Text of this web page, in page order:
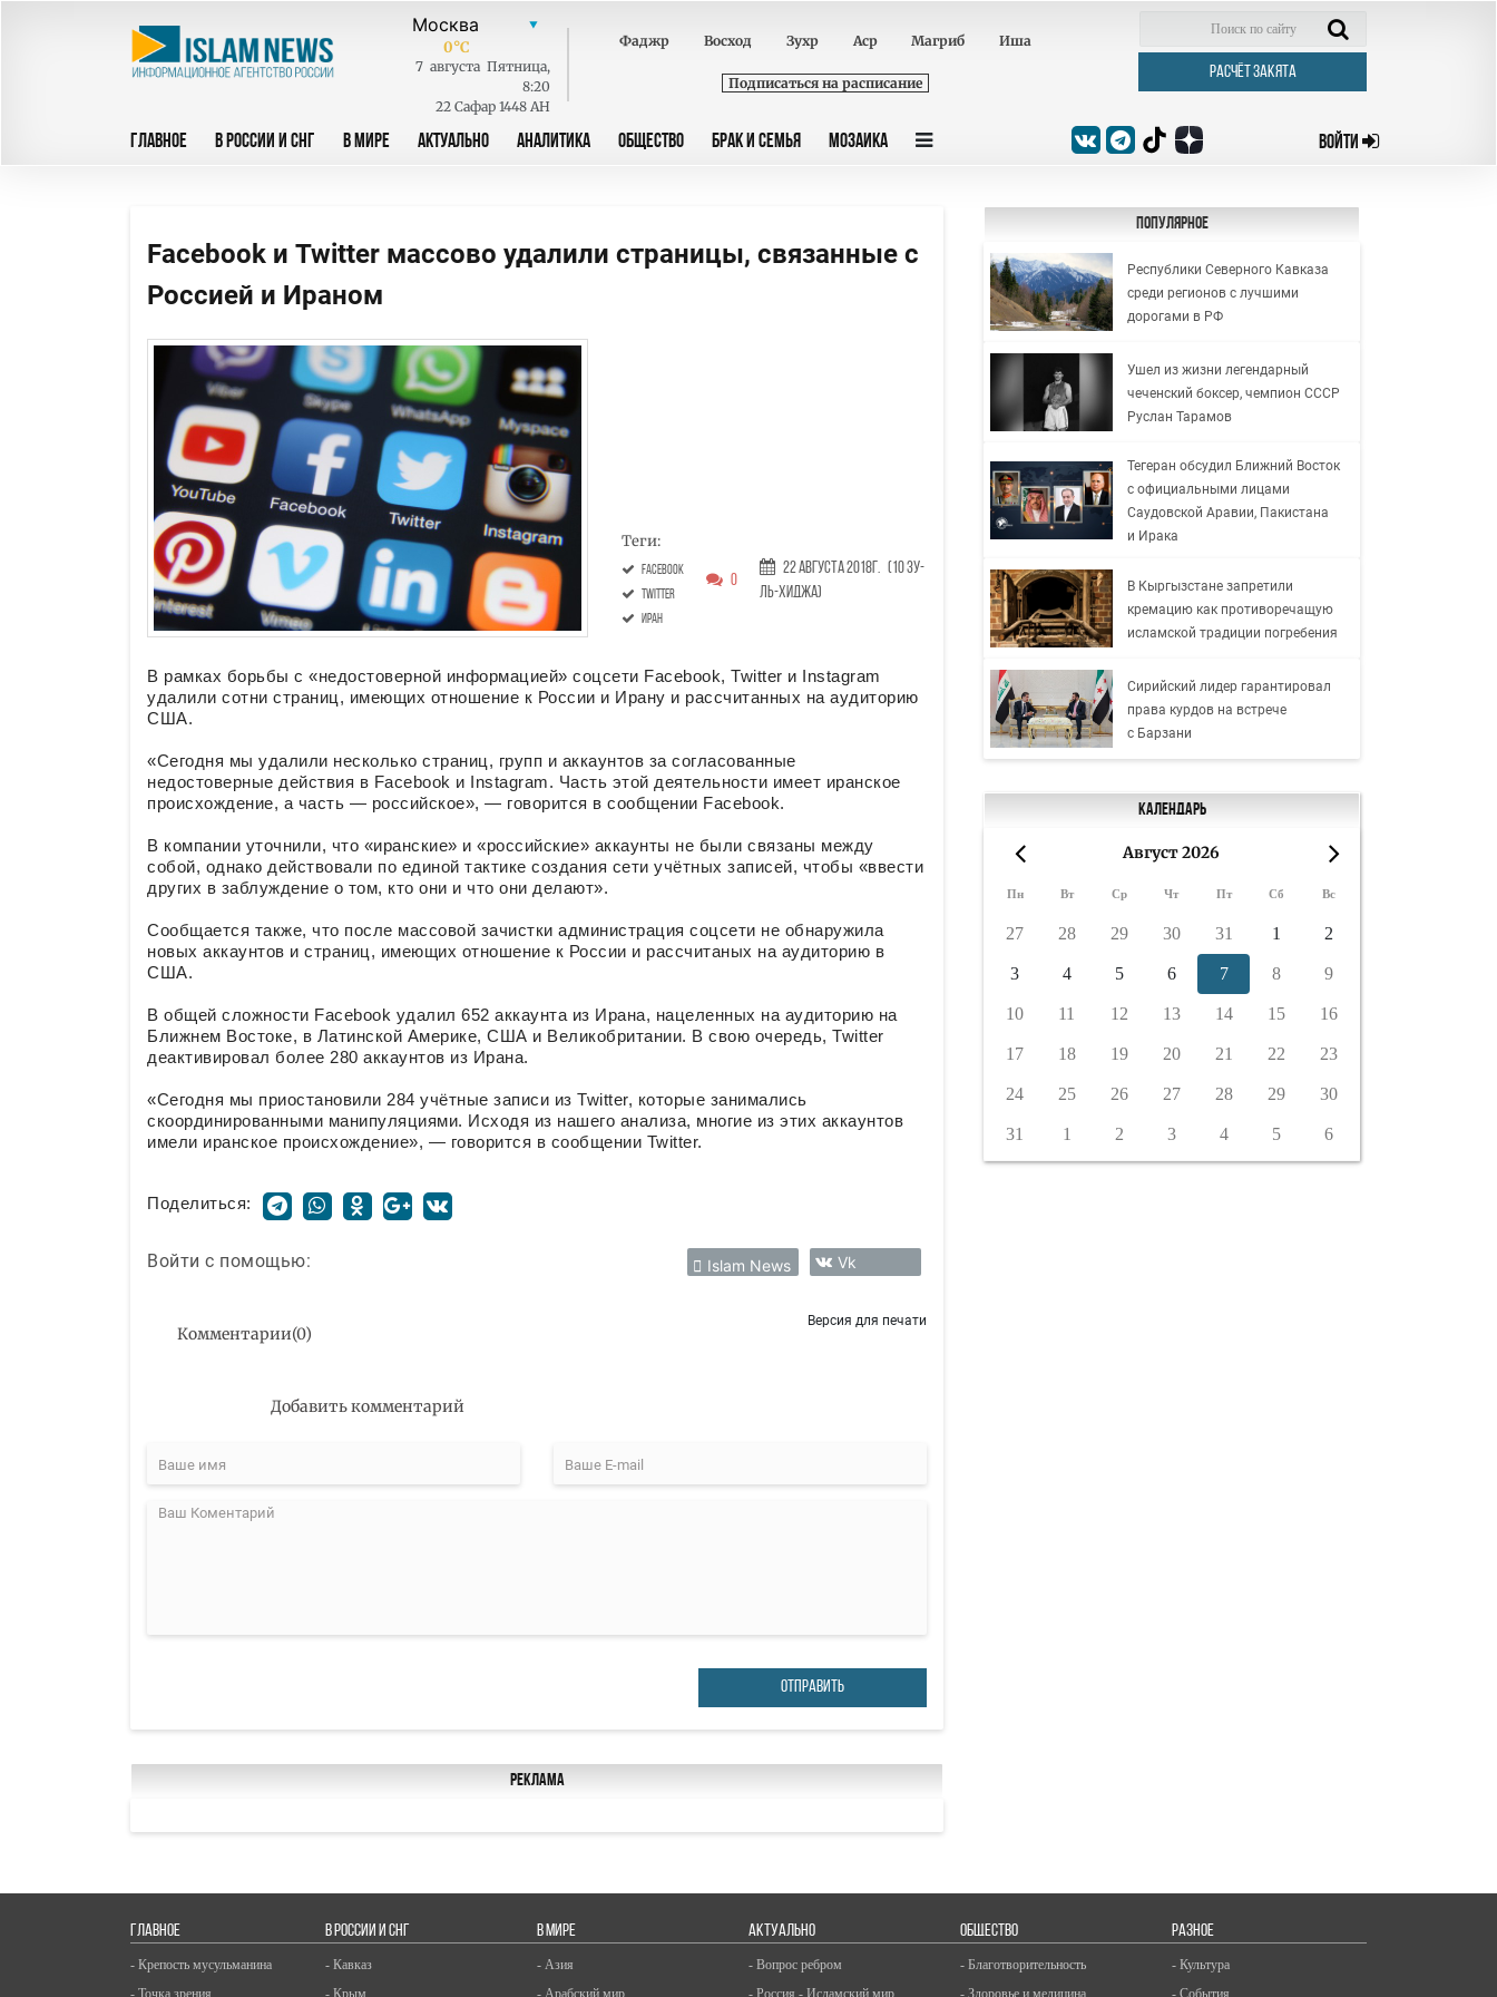
0°C
7 августа Пятница,
8:20
22 Сафар 1448 AH
Фаджр Восход Зухр Аср Магриб Иша
Подписаться на расписание
РАСЧЁТ ЗАКЯТА
ГЛАВНОЕ В РОССИИ И СНГ В МИРЕ АКТУАЛЬНО АНАЛИТИКА ОБЩЕСТВО БРАК И СЕМЬЯ МОЗАИКА ВОЙТИ
Facebook и Twitter массово удалили страницы, связанные с
Россией и Ираном
Теги:
Facebook
Twitter
Иран
0
22 Августа 2018г. (10 Зу-
ль-хиджа)
В рамках борьбы с «недостоверной информацией» соцсети Facebook, Twitter и Instagram
удалили сотни страниц, имеющих отношение к России и Ирану и рассчитанных на аудиторию
США.
«Сегодня мы удалили несколько страниц, групп и аккаунтов за согласованные
недостоверные действия в Facebook и Instagram. Часть этой деятельности имеет иранское
происхождение, а часть — российское», — говорится в сообщении Facebook.
В компании уточнили, что «иранские» и «российские» аккаунты не были связаны между
собой, однако действовали по единой тактике создания сети учётных записей, чтобы «ввести
других в заблуждение о том, кто они и что они делают».
Сообщается также, что после массовой зачистки администрация соцсети не обнаружила
новых аккаунтов и страниц, имеющих отношение к России и рассчитаных на аудиторию в
США.
В общей сложности Facebook удалил 652 аккаунта из Ирана, нацеленных на аудиторию на
Ближнем Востоке, в Латинской Америке, США и Великобритании. В свою очередь, Twitter
деактивировал более 280 аккаунтов из Ирана.
«Сегодня мы приостановили 284 учётные записи из Twitter, которые занимались
скоординированными манипуляциями. Исходя из нашего анализа, многие из этих аккаунтов
имели иранское происхождение», — говорится в сообщении Twitter.
Поделиться:
Войти с помощью: Islam News Vk
Комментарии(0)
Версия для печати
Добавить комментарий
ОТПРАВИТЬ
Реклама
Популярное
Республики Северного Кавказа
среди регионов с лучшими
дорогами в РФ
Ушел из жизни легендарный
чеченский боксер, чемпион СССР
Руслан Тарамов
Тегеран обсудил Ближний Восток
с официальными лицами
Саудовской Аравии, Пакистана
и Ирака
В Кыргызстане запретили
кремацию как противоречащую
исламской традиции погребения
Сирийский лидер гарантировал
права курдов на встрече
с Барзани
Календарь
Август 2026
Пн Вт Ср Чт Пт Сб Вс
27 28 29 30 31 1 2
3 4 5 6 7 8 9
10 11 12 13 14 15 16
17 18 19 20 21 22 23
24 25 26 27 28 29 30
31 1 2 3 4 5 6
ГЛАВНОЕ
- Крепость мусульманина
- Точка зрения
В РОССИИ И СНГ
- Кавказ
- Крым
В МИРЕ
- Азия
- Арабский мир
АКТУАЛЬНО
- Вопрос ребром
- Россия - Исламский мир
ОБЩЕСТВО
- Благотворительность
- Здоровье и медицина
РАЗНОЕ
- Культура
- События